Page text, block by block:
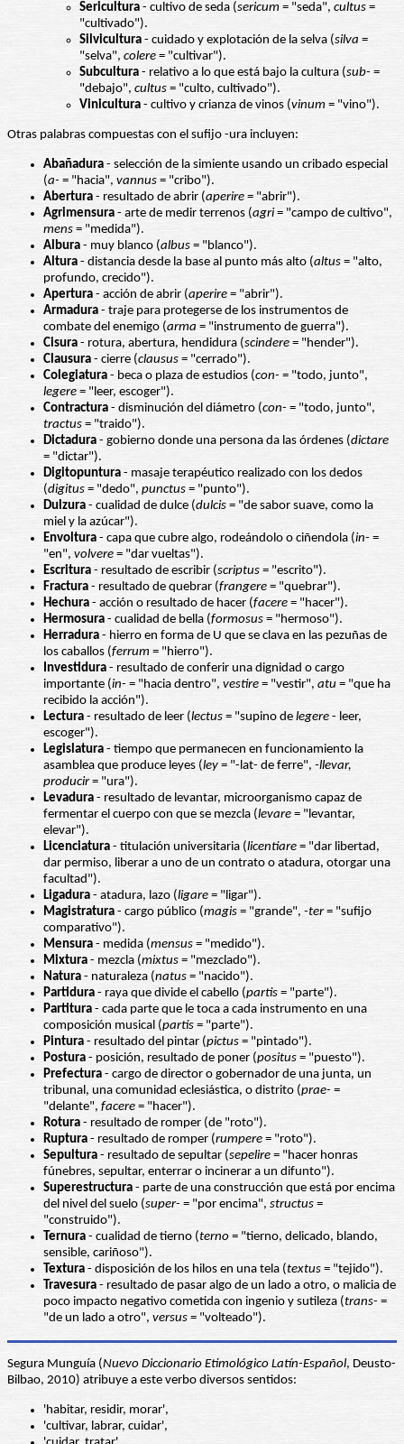
Sericultura - cultivo de seda (sericum = "seda", cultus =
"cultivado").
Silvicultura - cuidado y explotación de la selva (silva =
"selva", colere = "cultivar").
Subcultura - relativo a lo que está bajo la cultura (sub- =
"debajo", cultus = "culto, cultivado").
Vinicultura - cultivo y crianza de vinos (vinum = "vino").
Otras palabras compuestas con el sufijo -ura incluyen:
Abañadura - selección de la simiente usando un cribado especial
(a- = "hacia", vannus = "cribo").
Abertura - resultado de abrir (aperire = "abrir").
Agrimensura - arte de medir terrenos (agri= "campo de cultivo",
mens = "medida").
Albura - muy blanco (albus = "blanco").
Altura - distancia desde la base al punto más alto (altus = "alto,
profundo, crecido").
Apertura - acción de abrir (aperire = "abrir").
Armadura - traje para protegerse de los instrumentos de
combate del enemigo (arma = "instrumento de guerra").
Cisura - rotura, abertura, hendidura (scindere = "hender").
Clausura - cierre (clausus = "cerrado").
Colegiatura - beca o plaza de estudios (con- = "todo, junto",
legere = "leer, escoger").
Contractura - disminución del diámetro (con- = "todo, junto",
tractus = "traido").
Dictadura - gobierno donde una persona da las órdenes (dictare
= "dictar").
Digitopuntura - masaje terapéutico realizado con los dedos
(digitus = "dedo", punctus = "punto").
Dulzura - cualidad de dulce (dulcis = "de sabor suave, como la
miel y la azúcar").
Envoltura - capa que cubre algo, rodeándolo o ciñendola (in- =
"en", volvere = "dar vueltas").
Escritura - resultado de escribir (scriptus = "escrito").
Fractura - resultado de quebrar (frangere = "quebrar").
Hechura - acción o resultado de hacer (facere = "hacer").
Hermosura - cualidad de bella (formosus = "hermoso").
Herradura - hierro en forma de U que se clava en las pezuñas de
los caballos (ferrum = "hierro").
Investidura - resultado de conferir una dignidad o cargo
importante (in- = "hacia dentro", vestire = "vestir", atu = "que ha
recibido la acción").
Lectura - resultado de leer (lectus = "supino de legere - leer,
escoger").
Legislatura - tiempo que permanecen en funcionamiento la
asamblea que produce leyes (ley = "-lat- de ferre", -llevar,
producir= "ura").
Levadura - resultado de levantar, microorganismo capaz de
fermentar el cuerpo con que se mezcla (levare = "levantar,
elevar").
Licenciatura - titulación universitaria (licentiare = "dar libertad,
dar permiso, liberar a uno de un contrato o atadura, otorgar una
facultad").
Ligadura - atadura, lazo (ligare = "ligar").
Magistratura - cargo público (magis = "grande", -ter= "sufijo
comparativo").
Mensura - medida (mensus = "medido").
Mixtura - mezcla (mixtus = "mezclado").
Natura - naturaleza (natus = "nacido").
Partidura - raya que divide el cabello (partis = "parte").
Partitura - cada parte que le toca a cada instrumento en una
composición musical (partis = "parte").
Pintura - resultado del pintar (pictus = "pintado").
Postura - posición, resultado de poner (positus = "puesto").
Prefectura - cargo de director o gobernador de una junta, un
tribunal, una comunidad eclesiástica, o distrito (prae- =
"delante", facere = "hacer").
Rotura - resultado de romper (de "roto").
Ruptura - resultado de romper (rumpere = "roto").
Sepultura - resultado de sepultar (sepelire = "hacer honras
fúnebres, sepultar, enterrar o incinerar a un difunto").
Superestructura - parte de una construcción que está por encima
del nivel del suelo (super- = "por encima", structus =
"construido").
Ternura - cualidad de tierno (terno = "tierno, delicado, blando,
sensible, cariñoso").
Textura - disposición de los hilos en una tela (textus = "tejido").
Travesura - resultado de pasar algo de un lado a otro, o malicia de
poco impacto negativo cometida con ingenio y sutileza (trans- =
"de un lado a otro", versus = "volteado").
Segura Munguía (Nuevo Diccionario Etimológico Latín-Español, Deusto-
Bilbao, 2010) atribuye a este verbo diversos sentidos:
'habitar, residir, morar',
'cultivar, labrar, cuidar',